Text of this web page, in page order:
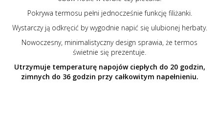
Pokrywa termosu pełni jednocześnie funkcję filiżanki.
Wystarczy ją odkręcić by wygodnie napić się ulubionej herbaty.
Nowoczesny, minimalistyczny design sprawia, że termos
świetnie się prezentuje.
Utrzymuje temperaturę napojów ciepłych do 20 godzin,
zimnych do 36 godzin przy całkowitym napełnieniu.